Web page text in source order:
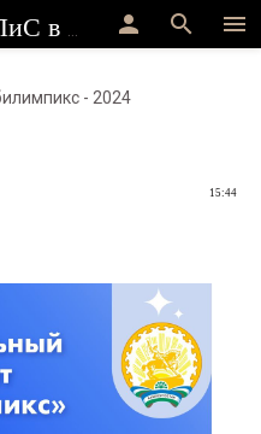
menu
search
person
- 2024
15:44